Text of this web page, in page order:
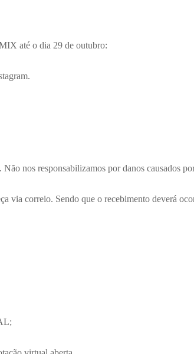
até o dia 29 de outubro:
nos responsabilizamos por danos causados
via correio. Sendo que o recebimento deverá